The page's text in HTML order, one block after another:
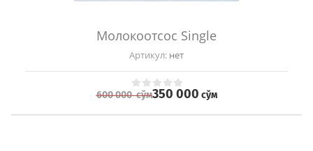
Молокоотсос Single
Артикул: нет
600 000сўм350 000 сўм